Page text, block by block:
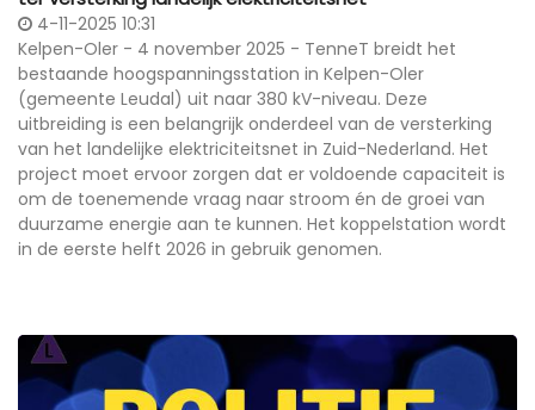
4-11-2025 10:31
Kelpen-Oler - 4 november 2025 - TenneT breidt het
bestaande hoogspanningsstation in Kelpen-Oler
(gemeente Leudal) uit naar 380 kV-niveau. Deze
uitbreiding is een belangrijk onderdeel van de versterking
van het landelijke elektriciteitsnet in Zuid-Nederland. Het
project moet ervoor zorgen dat er voldoende capaciteit is
om de toenemende vraag naar stroom én de groei van
duurzame energie aan te kunnen. Het koppelstation wordt
in de eerste helft 2026 in gebruik genomen.